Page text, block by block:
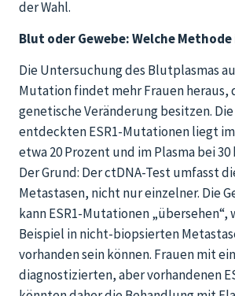
der Wahl.
Blut oder Gewebe: Welche
Die Untersuchung des Blutplasmas
Mutation findet mehr Frauen heraus,
genetische Veränderung besitzen. Die
entdeckten ESR1-Mutationen liegt
etwa 20 Prozent und im Plasma bei 30
Der Grund: Der ctDNA-Test umfasst
Metastasen, nicht nur einzelner. Die
kann ESR1-Mutationen „übersehen“,
Beispiel in nicht-biopsierten
vorhanden sein können. Frauen mit
diagnostizierten, aber vorhandenen